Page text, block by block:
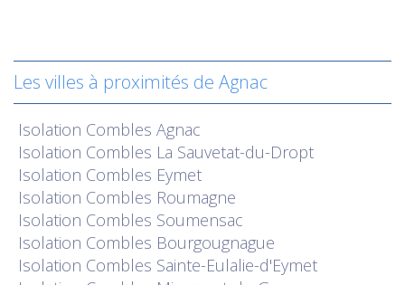
Les villes à proximités de Agnac
Isolation Combles Agnac
Isolation Combles La Sauvetat-du-Dropt
Isolation Combles Eymet
Isolation Combles Roumagne
Isolation Combles Soumensac
Isolation Combles Bourgougnague
Isolation Combles Sainte-Eulalie-d'Eymet